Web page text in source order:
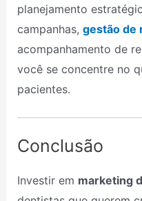
planejamento
campanhas, gestão de
acompanhamento de
você se concentre no
pacientes.
Conclusão
Investir em marketing